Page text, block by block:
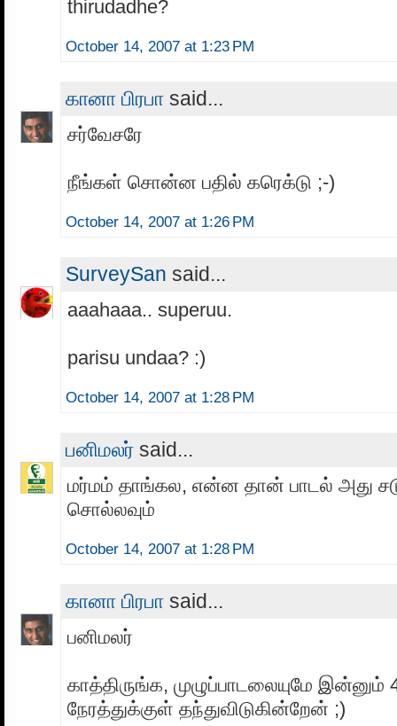
thirudadhe?
October 14, 2007 at 1:23 PM
கானா பிரபா said...
சர்வேசரே
நீங்கள் சொன்ன பதில் கரெக்டு ;-)
October 14, 2007 at 1:26 PM
SurveySan said...
aaahaaa.. superuu.
parisu undaa? :)
October 14, 2007 at 1:28 PM
பனிமலர் said...
மர்மம் தாங்கல, என்ன தான் பாடல் அது
சொல்லவும்
October 14, 2007 at 1:28 PM
கானா பிரபா said...
பனிமலர்
காத்திருங்க, முழுப்பாடலையுமே இன்னும்
நேரத்துக்குள் தந்துவிடுகின்றேன் ;)